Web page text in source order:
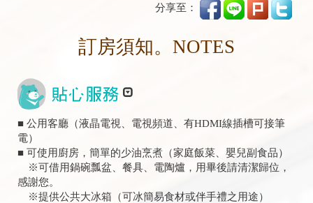
分享至：
訂房須知。NOTES
■ 公用客廳（液晶電視、電視頻道、有HDMI線插槽可接筆
電）
■ 可使用廚房，簡單的少油烹煮（家庭飯菜、嬰兒副食品）
※可借用鍋碗瓢盆、餐具、電陶爐，用畢後請清潔歸位，
感謝您。
※提供公共大冰箱（可冰簡易食材或伴手禮之用途）